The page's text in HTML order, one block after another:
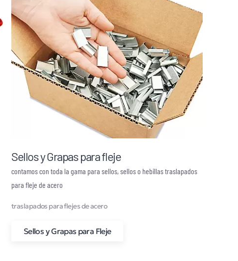
Sellos y Grapas para fleje
contamos con toda la gama para sellos, sellos o hebillas traslapados
para fleje de acero
traslapados para flejes de acero
Sellos y Grapas para Fleje